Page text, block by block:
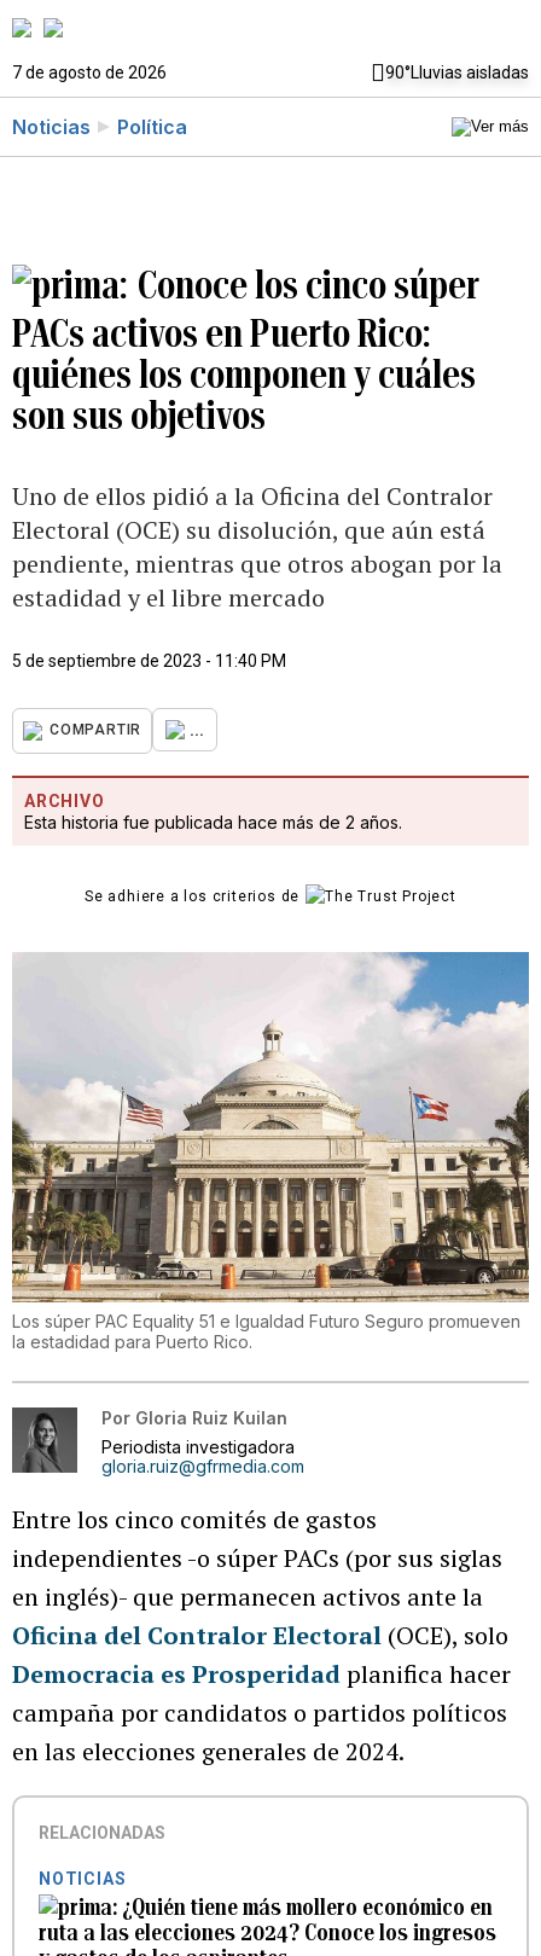
7 de agosto de 2026 90°Lluvias aisladas
Noticias Política
Conoce los cinco súper
PACs activos en Puerto Rico:
quiénes los componen y cuáles
son sus objetivos
Uno de ellos pidió a la Oficina del Contralor
Electoral (OCE) su disolución, que aún está
pendiente, mientras que otros abogan por la
estadidad y el libre mercado
5 de septiembre de 2023 - 11:40 PM
COMPARTIR ...
ARCHIVO
Esta historia fue publicada hace más de 2 años.
Se adhiere a los criterios de
Los súper PAC Equality 51 e Igualdad Futuro Seguro promueven
la estadidad para Puerto Rico.
Por Gloria Ruiz Kuilan
Periodista investigadora
gloria.ruiz@gfrmedia.com
Entre los cinco comités de gastos
independientes -o súper PACs (por sus siglas
en inglés)- que permanecen activos ante la
Oficina del Contralor Electoral (OCE), solo
Democracia es Prosperidadplanifica hacer
campaña por candidatos o partidos políticos
en las elecciones generales de 2024.
RELACIONADAS
NOTICIAS
¿Quién tiene más mollero económico en
ruta a las elecciones 2024? Conoce los ingresos